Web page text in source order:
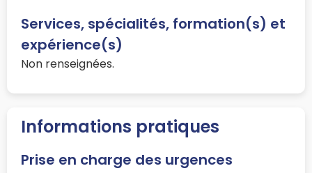
Services, spécialités, formation(s) et
expérience(s)
Non renseignées.
Informations pratiques
Prise en charge des urgences